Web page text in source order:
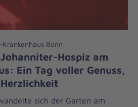
Bonn
Hospiz am
Ein Tag voller Genuss,
sich der Garten am